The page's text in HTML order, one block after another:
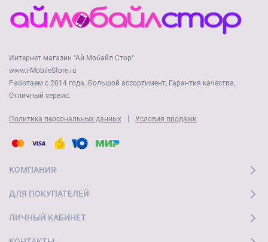
Интернет магазин "Ай Мобайл Стор"
www.i-MobileStore.ru
Работаем с 2014 года. Большой ассортимент, Гарантия качества,
Отличный сервис.
Политика персональных данных | Условия продажи
КОМПАНИЯ
ДЛЯ ПОКУПАТЕЛЕЙ
ЛИЧНЫЙ КАБИНЕТ